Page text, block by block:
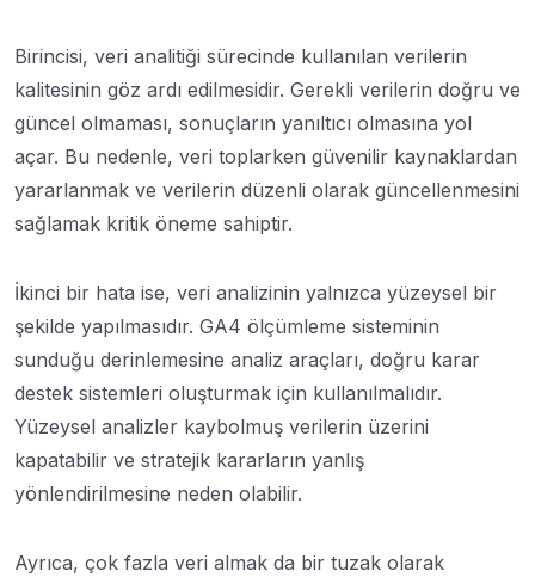
Birincisi, veri analitiği sürecinde kullanılan verilerin
kalitesinin göz ardı edilmesidir. Gerekli verilerin doğru ve
güncel olmaması, sonuçların yanıltıcı olmasına yol
açar. Bu nedenle, veri toplarken güvenilir kaynaklardan
yararlanmak ve verilerin düzenli olarak güncellenmesini
sağlamak kritik öneme sahiptir.
İkinci bir hata ise, veri analizinin yalnızca yüzeysel bir
şekilde yapılmasıdır. GA4 ölçümleme sisteminin
sunduğu derinlemesine analiz araçları, doğru karar
destek sistemleri oluşturmak için kullanılmalıdır.
Yüzeysel analizler kaybolmuş verilerin üzerini
kapatabilir ve stratejik kararların yanlış
yönlendirilmesine neden olabilir.
Ayrıca, çok fazla veri almak da bir tuzak olarak